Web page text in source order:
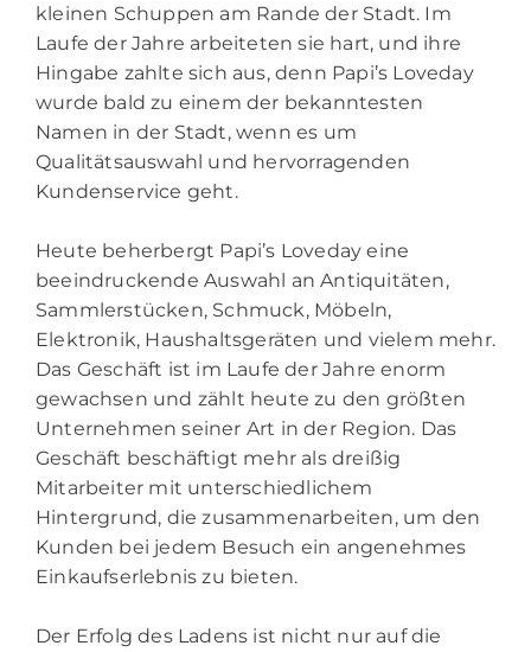
kleinen Schuppen am Rande der Stadt. Im
Laufe der Jahre arbeiteten sie hart, und ihre
Hingabe zahlte sich aus, denn Papi’s Loveday
wurde bald zu einem der bekanntesten
Namen in der Stadt, wenn es um
Qualitätsauswahl und hervorragenden
Kundenservice geht.
Heute beherbergt Papi’s Loveday eine
beeindruckende Auswahl an Antiquitäten,
Sammlerstücken, Schmuck, Möbeln,
Elektronik, Haushaltsgeräten und vielem mehr.
Das Geschäft ist im Laufe der Jahre enorm
gewachsen und zählt heute zu den größten
Unternehmen seiner Art in der Region. Das
Geschäft beschäftigt mehr als dreißig
Mitarbeiter mit unterschiedlichem
Hintergrund, die zusammenarbeiten, um den
Kunden bei jedem Besuch ein angenehmes
Einkaufserlebnis zu bieten.
Der Erfolg des Ladens ist nicht nur auf die